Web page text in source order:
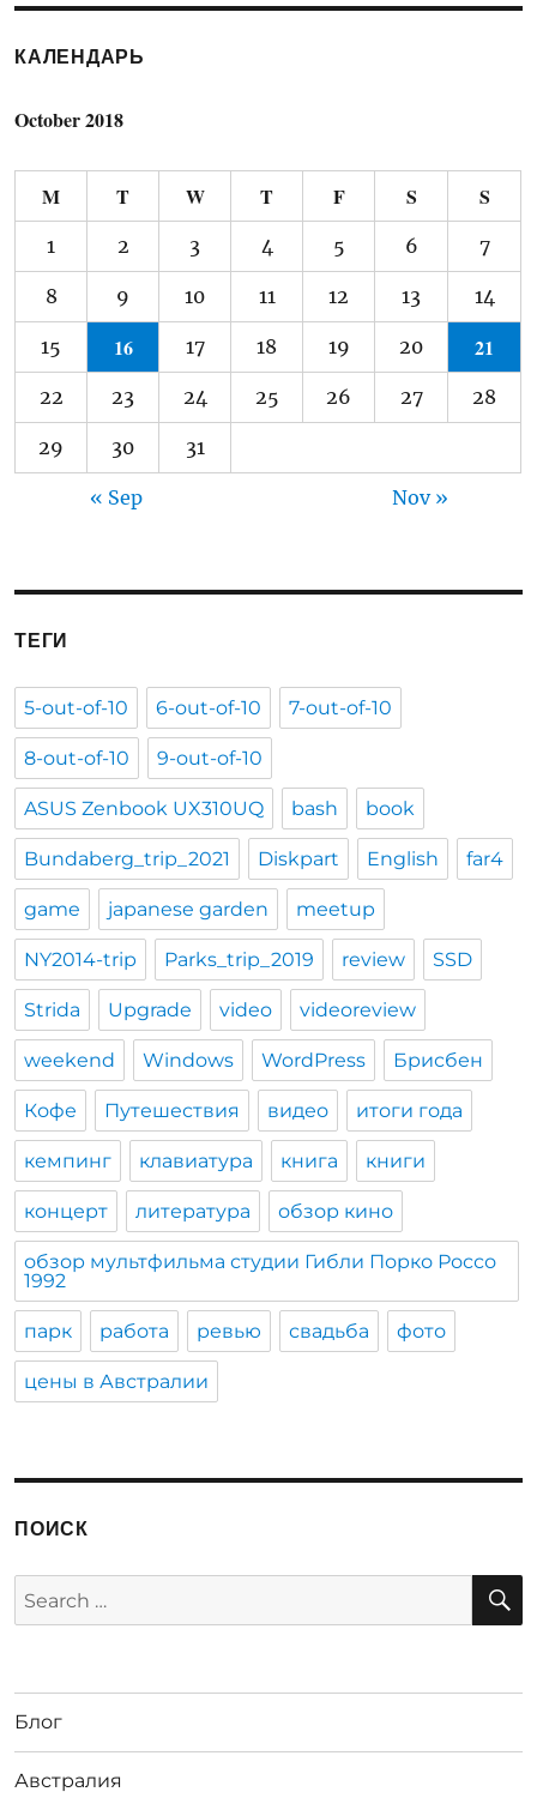
КАЛЕНДАРЬ
October 2018
M T W T F S S
1 2 3 4 5 6 7
8 9 10 11 12 13 14
15 16 17 18 19 20 21
22 23 24 25 26 27 28
29 30 31
« Sep Nov »
ТЕГИ
5-out-of-10 6-out-of-10 7-out-of-10
8-out-of-10 9-out-of-10
ASUS Zenbook UX310UQ bash book
Bundaberg_trip_2021 Diskpart English far4
game japanese garden meetup
NY2014-trip Parks_trip_2019 review SSD
Strida Upgrade video videoreview
weekend Windows WordPress Брисбен
Кофе Путешествия видео итоги года
кемпинг клавиатура книга книги
концерт литература обзор кино
обзор мультфильма студии Гибли Порко Россо
1992
парк работа ревью свадьба фото
цены в Австралии
ПОИСК
Search
for:
Блог
Австралия